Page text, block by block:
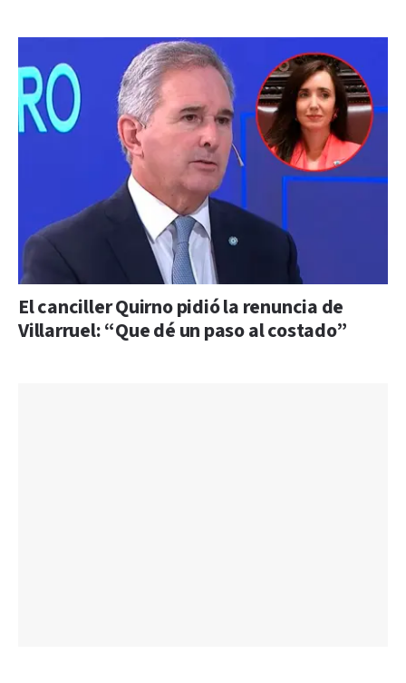
El canciller Quirno pidió la renuncia de
Villarruel: “Que dé un paso al costado”